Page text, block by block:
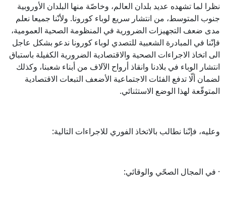
نظرا لما تشهده عديد بلدان العالم، وخاصّة منها البلدان الأوروبية
جنوب المتوسط، من انتشار سريع لوباء كورونا. ولأنّنا جميعا نعلم
مدى ضعف التجهيزات الضرورية في المنظومة الصحية العمومية،
فإنّنا في المبادرة الشعبية للتصدي لوباء كورونا ندعو بشكل عاجل
الى اتخاذ الاجراءات الصحية والاقتصادية الضرورية الكفيلة باستباق
انتشار الوباء في بلادنا وانقاذ أرواح الآلاف من أبناء شعبنا، وكذلك
لضمان ألّا تدفع الفئات الاجتماعية الأضعف التبعات الاقتصادية
المتوقّعة لهذا الوضع الاستثنائي.
وعليه، فإنّنا نطالب بالاتخاذ الفوري للاجراءات التالية:
· في المجال الصحّي والوقائي: